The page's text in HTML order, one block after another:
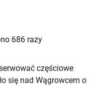
686 razy
częściowe
się nad Wągrowcem o